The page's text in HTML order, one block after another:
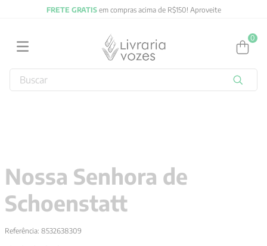
FRETE GRATISem compras acima de R$150! Aproveite
0
Buscar
Nossa Senhora de
Schoenstatt
Referência: 8532638309
4º jung
5 byung chul han